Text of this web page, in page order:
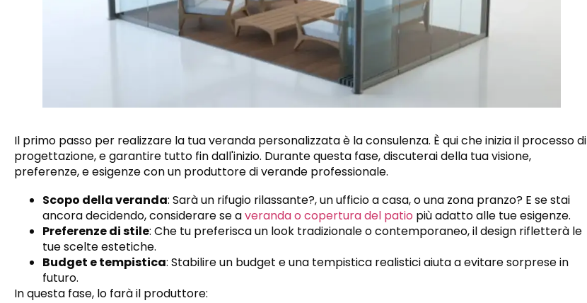
Il primo passo per realizzare la tua veranda personalizzata è la consulenza. È qui che inizia il processo di
progettazione, e garantire tutto fin dall'inizio. Durante questa fase, discuterai della tua visione,
preferenze, e esigenze con un produttore di verande professionale.
Scopo della veranda: Sarà un rifugio rilassante?, un ufficio a casa, o una zona pranzo? E se stai
ancora decidendo, considerare se averanda o copertura del patio più adatto alle tue esigenze.
Preferenze di stile: Che tu preferisca un look tradizionale o contemporaneo, il design rifletterà le
tue scelte estetiche.
Budget e tempistica: Stabilire un budget e una tempistica realistici aiuta a evitare sorprese in
futuro.
In questa fase, lo farà il produttore: